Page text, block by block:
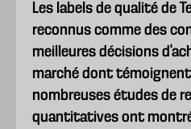
Les labels de qualité de
reconnus comme des
meilleures décisions
marché dont
nombreuses études de
quantitatives ont